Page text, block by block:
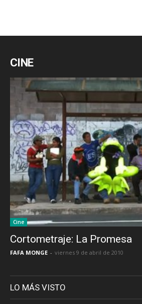
CINE
Cine
Cortometraje: La Promesa
FAFA MONGE - viernes 9 de abril de 2010
LO MÁS VISTO